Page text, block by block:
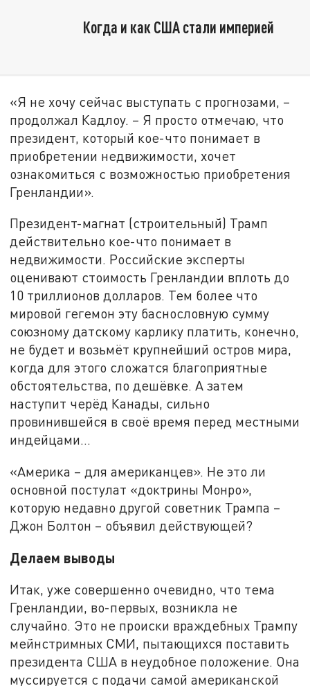
Когда и как США стали империей
«Я не хочу сейчас выступать с прогнозами, –
продолжал Кадлоу. – Я просто отмечаю, что
президент, который кое-что понимает в
приобретении недвижимости, хочет
ознакомиться с возможностью приобретения
Гренландии».
Президент-магнат (строительный) Трамп
действительно кое-что понимает в
недвижимости. Российские эксперты
оценивают стоимость Гренландии вплоть до
10 триллионов долларов. Тем более что
мировой гегемон эту баснословную сумму
союзному датскому карлику платить, конечно,
не будет и возьмёт крупнейший остров мира,
когда для этого сложатся благоприятные
обстоятельства, по дешёвке. А затем
наступит черёд Канады, сильно
провинившейся в своё время перед местными
индейцами…
«Америка – для американцев». Не это ли
основной постулат «доктрины Монро»,
которую недавно другой советник Трампа –
Джон Болтон – объявил действующей?
Делаем выводы
Итак, уже совершенно очевидно, что тема
Гренландии, во-первых, возникла не
случайно. Это не происки враждебных Трампу
мейнстримных СМИ, пытающихся поставить
президента США в неудобное положение. Она
муссируется с подачи самой американской